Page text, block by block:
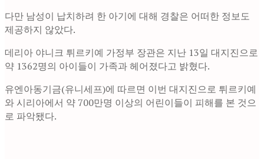
다만 남성이 납치하려 한 아기에 대해 경찰은 어떠한 정보도
제공하지 않았다.
데리아 야니크 튀르키예 가정부 장관은 지난 13일 대지진으로
약 1362명의 아이들이 가족과 헤어졌다고 밝혔다.
유엔아동기금(유니세프)에 따르면 이번 대지진으로 튀르키예
와 시리아에서 약 700만명 이상의 어린이들이 피해를 본 것으
로 파악됐다.